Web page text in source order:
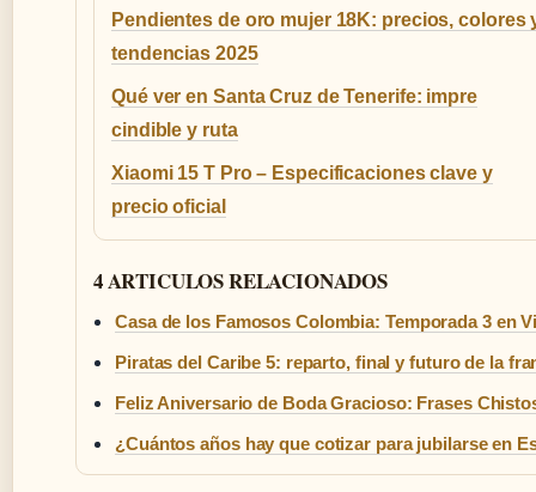
Pendientes de oro mujer 18K: precios, colores
tendencias 2025
Qué ver en Santa Cruz de Tenerife: impre
cindible y ruta
Xiaomi 15 T Pro – Especificaciones clave y
precio oficial
4 ARTICULOS RELACIONADOS
Casa de los Famosos Colombia: Temporada 3 en
Piratas del Caribe 5: reparto, final y futuro de la
Feliz Aniversario de Boda Gracioso: Frases
¿Cuántos años hay que cotizar para jubilarse en